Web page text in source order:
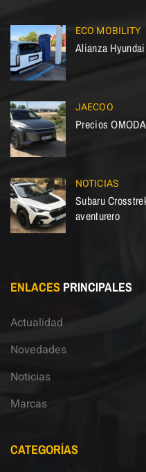
ECO MOBILITY
Alianza
JAECOO
Precios
NOTICIAS
Subaru
aventurero
ENLACES PRINCIPALES
Actualidad
Novedades
Noticias
Marcas
CATEGORÍAS